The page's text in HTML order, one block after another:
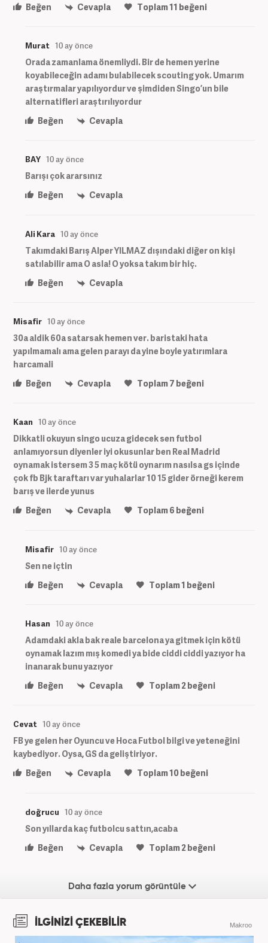
Beğen
Cevapla Toplam11 beğeni
Murat 10 ay önce
Orada zamanlama önemliydi. Bir de hemen yerine
koyabileceğin adamı bulabilecek scouting yok. Umarım
araştırmalar yapılıyordur ve şimdiden Singo’un bile
alternatifleri araştırılıyordur
Beğen
Cevapla
BAY 10 ay önce
Barışı çok ararsınız
Beğen
Cevapla
Ali Kara 10 ay önce
Takımdaki Barış Alper YILMAZ dışındaki diğer on kişi
satılabilir ama O asla! O yoksa takım bir hiç.
Beğen
Cevapla
Misafir 10 ay önce
30a aldik 60a satarsak hemen ver. baristaki hata
yapılmamalı ama gelen parayı da yine boyle yatırımlara
harcamali
Beğen
Cevapla Toplam7 beğeni
Kaan 10 ay önce
Dikkatli okuyun singo ucuza gidecek sen futbol
anlamıyorsun diyenler iyi okusunlar ben Real Madrid
oynamak istersem 3 5 maç kötü oynarım nasılsa gs içinde
çok fb Bjk taraftarı var yuhalarlar 10 15 gider örneği kerem
barış ve ilerde yunus
Beğen
Cevapla Toplam6 beğeni
Misafir 10 ay önce
Sen ne içtin
Beğen
Cevapla Toplam1 beğeni
Hasan 10 ay önce
Adamdaki akla bak reale barcelona ya gitmek için kötü
oynamak lazım mış komedi ya bide ciddi ciddi yazıyor ha
inanarak bunu yazıyor
Beğen
Cevapla Toplam2beğeni
Cevat 10 ay önce
FB ye gelen her Oyuncu ve Hoca Futbol bilgi ve yeteneğini
kaybediyor. Oysa, GS da geliştiriyor.
Beğen
Cevapla Toplam10beğeni
doğrucu 10 ay önce
Son yıllarda kaç futbolcu sattın,acaba
Beğen
Cevapla Toplam2 beğeni
Daha fazla yorum görüntüle
İLGİNİZİ ÇEKEBİLİR Makroo